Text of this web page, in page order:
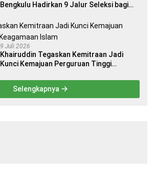
Bengkulu Hadirkan 9 Jalur Seleksi bagi
9 Juli 2026
Khairuddin Tegaskan Kemitraan Jadi
Kunci Kemajuan Perguruan Tinggi
Selengkapnya